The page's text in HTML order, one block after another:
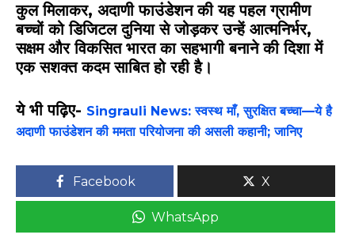
कुल मिलाकर, अदाणी फाउंडेशनकी यह पहल ग्रामीण
बच्चों को डिजिटल दुनिया से जोड़कर उन्हें आत्मनिर्भर,
सक्षम और विकसित भारत का सहभागी बनाने की दिशा में
एक सशक्त कदम साबित हो रही है।
ये भी पढ़िए- Singrauli News: स्वस्थ माँ, सुरक्षित बच्चा—ये है
अदाणी फाउंडेशन की ममता परियोजना की असली कहानी; जानिए
Facebook X
WhatsApp